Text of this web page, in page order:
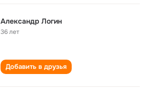
Александр Логин
36 лет
Добавить в друзья